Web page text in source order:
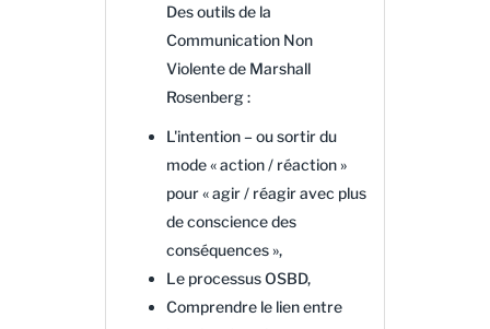
Des outils de la
Communication Non
Violente de Marshall
Rosenberg :
L'intention – ou sortir du
mode « action / réaction »
pour « agir / réagir avec plus
de conscience des
conséquences »,
Le processus OSBD,
Comprendre le lien entre